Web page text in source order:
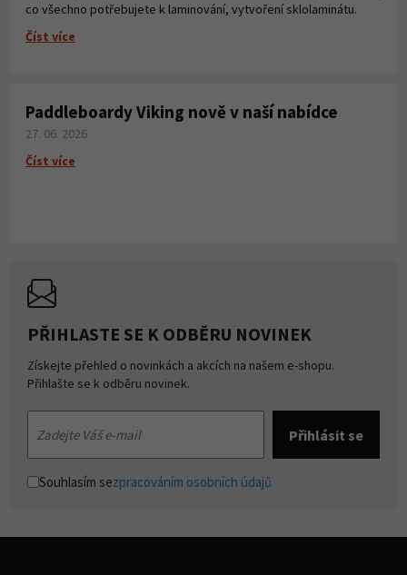
co všechno potřebujete k laminování, vytvoření sklolaminátu.
Číst více
Paddleboardy Viking nově v naší nabídce
27. 06. 2026
Číst více
PŘIHLASTE SE K ODBĚRU NOVINEK
Získejte přehled o novinkách a akcích na našem e-shopu.
Přihlašte se k odběru novinek.
Souhlasím sezpracováním osobních údajů